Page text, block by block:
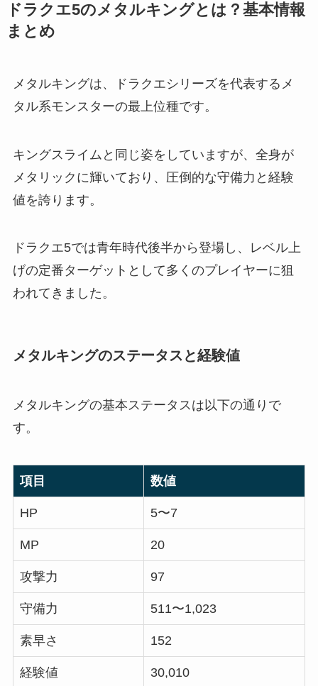
ドラクエ5のメタルキングとは？基本情報
まとめ
メタルキングは、ドラクエシリーズを代表するメ
タル系モンスターの最上位種です。
キングスライムと同じ姿をしていますが、全身が
メタリックに輝いており、圧倒的な守備力と経験
値を誇ります。
ドラクエ5では青年時代後半から登場し、レベル上
げの定番ターゲットとして多くのプレイヤーに狙
われてきました。
メタルキングのステータスと経験値
メタルキングの基本ステータスは以下の通りで
す。
項目 数値
HP 5〜7
MP 20
攻撃力 97
守備力 511〜1,023
素早さ 152
経験値 30,010